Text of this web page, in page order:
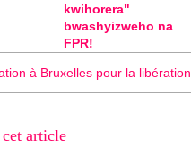
kwihorera"
bwashyizweho na
FPR!
article